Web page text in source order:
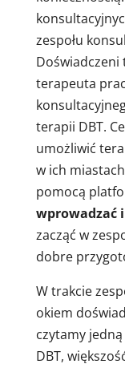
zespołu
terapeuta
terapii DBT.
umożliwić
w ich
pomocą
wprowadzać
zacząć w
dobre
W trakcie
okiem
czytamy
DBT,